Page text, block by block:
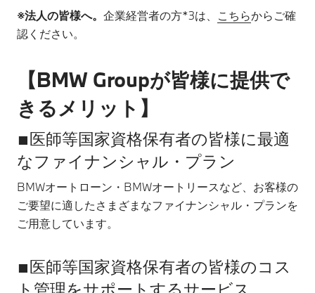
※法人の皆様へ。 企業経営者の方*3は、 こちらからご確
認ください。
【BMW Groupが皆様に提供で
きるメリット】
■医師等国家資格保有者の皆様に最適
なファイナンシャル・プラン
BMWオートローン・BMWオートリースなど、お客様の
ご要望に適したさまざまなファイナンシャル・プランを
ご用意しています。
■医師等国家資格保有者の皆様のコス
ト管理をサポートするサービス